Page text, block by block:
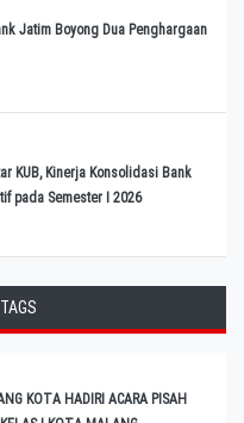
Jatim Boyong Dua Penghargaan
KUB, Kinerja Konsolidasi Bank
pada Semester I 2026
TAGS
KOTA HADIRI ACARA PISAH